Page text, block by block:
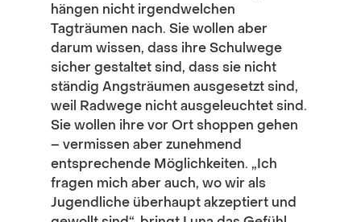
hängen nicht irgendwelchen
Tagträumen nach. Sie wollen aber
darum wissen, dass ihre Schulwege
sicher gestaltet sind, dass sie nicht
ständig Angsträumen ausgesetzt sind,
weil Radwege nicht ausgeleuchtet sind.
Sie wollen ihre vor Ort shoppen gehen
– vermissen aber zunehmend
entsprechende Möglichkeiten. „Ich
fragen mich aber auch, wo wir als
Jugendliche überhaupt akzeptiert und